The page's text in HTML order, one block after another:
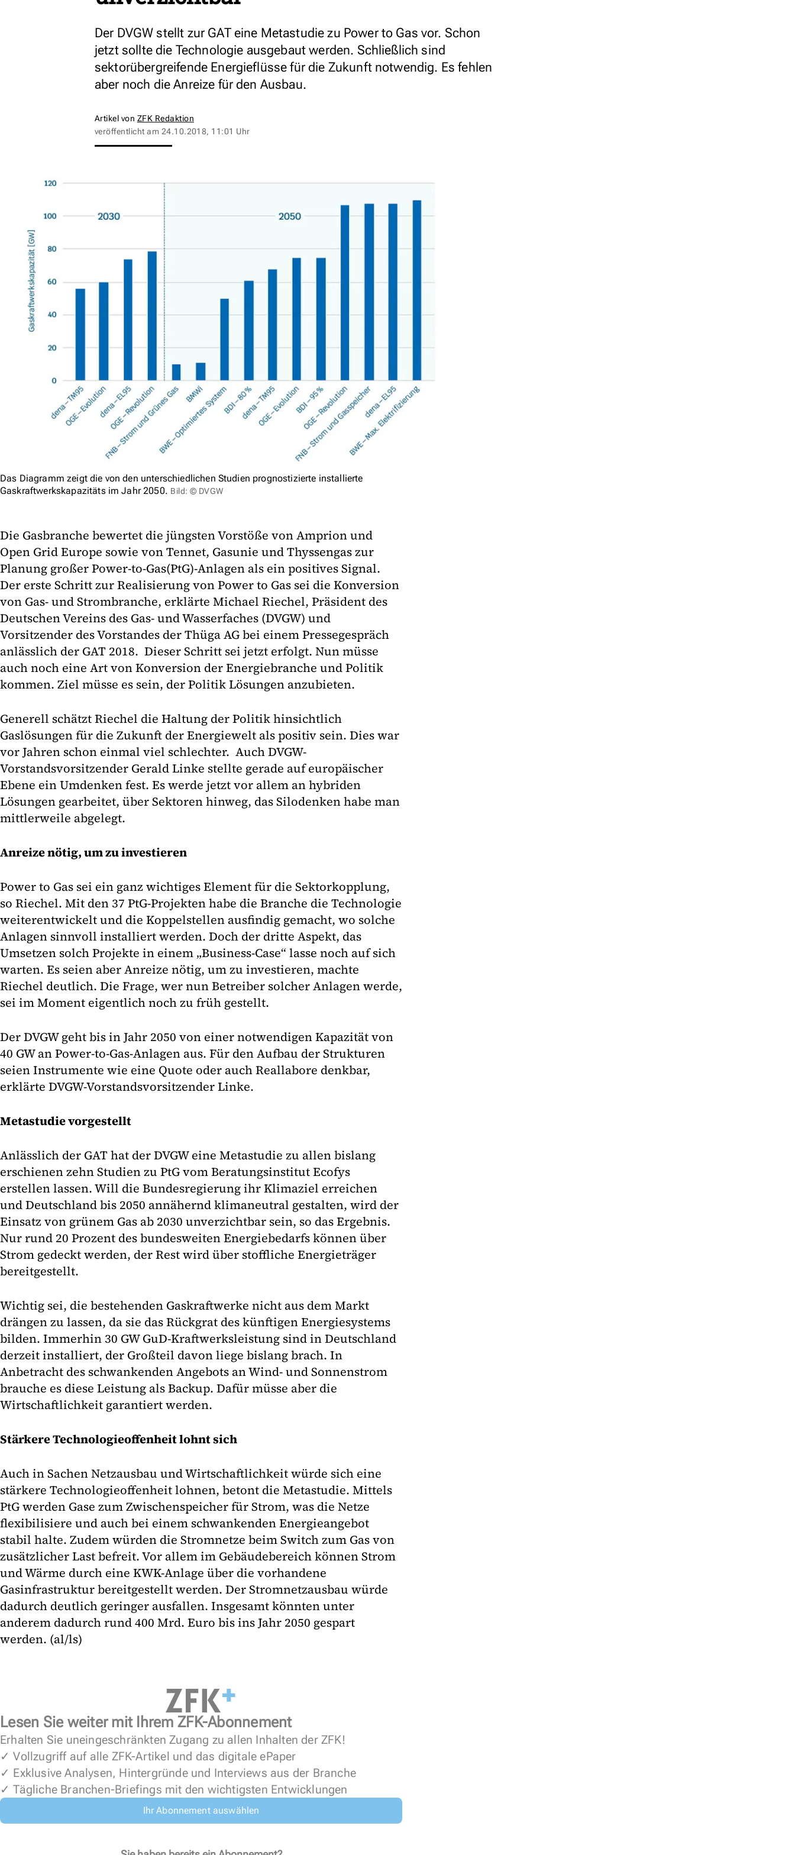
Der DVGW stellt zur GAT eine Metastudie zu Power to Gas vor. Schon
jetzt sollte die Technologie ausgebaut werden. Schließlich sind
sektorübergreifende Energieflüsse für die Zukunft notwendig. Es fehlen
aber noch die Anreize für den Ausbau.
Artikel von ZFK Redaktion
veröffentlicht am 24.10.2018, 11:01 Uhr
Das Diagramm zeigt die von den unterschiedlichen Studien prognostizierte installierte
Gaskraftwerkskapazitäts im Jahr 2050. Bild: © DVGW
Die Gasbranche bewertet die jüngsten Vorstöße von Amprion und
Open Grid Europe sowie von Tennet, Gasunie und Thyssengas zur
Planung großer Power-to-Gas(PtG)-Anlagen als ein positives Signal.
Der erste Schritt zur Realisierung von Power to Gas sei die Konversion
von Gas- und Strombranche, erklärte Michael Riechel, Präsident des
Deutschen Vereins des Gas- und Wasserfaches (DVGW) und
Vorsitzender des Vorstandes der Thüga AG bei einem Pressegespräch
anlässlich der GAT 2018. Dieser Schritt sei jetzt erfolgt. Nun müsse
auch noch eine Art von Konversion der Energiebranche und Politik
kommen. Ziel müsse es sein, der Politik Lösungen anzubieten.
Generell schätzt Riechel die Haltung der Politik hinsichtlich
Gaslösungen für die Zukunft der Energiewelt als positiv sein. Dies war
vor Jahren schon einmal viel schlechter. Auch DVGW-
Vorstandsvorsitzender Gerald Linke stellte gerade auf europäischer
Ebene ein Umdenken fest. Es werde jetzt vor allem an hybriden
Lösungen gearbeitet, über Sektoren hinweg, das Silodenken habe man
mittlerweile abgelegt.
Anreize nötig, um zu investieren
Power to Gas sei ein ganz wichtiges Element für die Sektorkopplung,
so Riechel. Mit den 37 PtG-Projekten habe die Branche die Technologie
weiterentwickelt und die Koppelstellen ausfindig gemacht, wo solche
Anlagen sinnvoll installiert werden. Doch der dritte Aspekt, das
Umsetzen solch Projekte in einem „Business-Case“ lasse noch auf sich
warten. Es seien aber Anreize nötig, um zu investieren, machte
Riechel deutlich. Die Frage, wer nun Betreiber solcher Anlagen werde,
sei im Moment eigentlich noch zu früh gestellt.
Der DVGW geht bis in Jahr 2050 von einer notwendigen Kapazität von
40 GW an Power-to-Gas-Anlagen aus. Für den Aufbau der Strukturen
seien Instrumente wie eine Quote oder auch Reallabore denkbar,
erklärte DVGW-Vorstandsvorsitzender Linke.
Metastudie vorgestellt
Anlässlich der GAT hat der DVGW eine Metastudie zu allen bislang
erschienen zehn Studien zu PtG vom Beratungsinstitut Ecofys
erstellen lassen. Will die Bundesregierung ihr Klimaziel erreichen
und Deutschland bis 2050 annähernd klimaneutral gestalten, wird der
Einsatz von grünem Gas ab 2030 unverzichtbar sein, so das Ergebnis.
Nur rund 20 Prozent des bundesweiten Energiebedarfs können über
Strom gedeckt werden, der Rest wird über stoffliche Energieträger
bereitgestellt.
Wichtig sei, die bestehenden Gaskraftwerke nicht aus dem Markt
drängen zu lassen, da sie das Rückgrat des künftigen Energiesystems
bilden. Immerhin 30 GW GuD-Kraftwerksleistung sind in Deutschland
derzeit installiert, der Großteil davon liege bislang brach. In
Anbetracht des schwankenden Angebots an Wind- und Sonnenstrom
brauche es diese Leistung als Backup. Dafür müsse aber die
Wirtschaftlichkeit garantiert werden.
Stärkere Technologieoffenheit lohnt sich
Auch in Sachen Netzausbau und Wirtschaftlichkeit würde sich eine
stärkere Technologieoffenheit lohnen, betont die Metastudie. Mittels
PtG werden Gase zum Zwischenspeicher für Strom, was die Netze
flexibilisiere und auch bei einem schwankenden Energieangebot
stabil halte. Zudem würden die Stromnetze beim Switch zum Gas von
zusätzlicher Last befreit. Vor allem im Gebäudebereich können Strom
und Wärme durch eine KWK-Anlage über die vorhandene
Gasinfrastruktur bereitgestellt werden. Der Stromnetzausbau würde
dadurch deutlich geringer ausfallen. Insgesamt könnten unter
anderem dadurch rund 400 Mrd. Euro bis ins Jahr 2050 gespart
werden. (al/ls)
Lesen Sie weiter mit Ihrem ZFK-Abonnement
Erhalten Sie uneingeschränkten Zugang zu allen Inhalten der ZFK!
✓ Vollzugriff auf alle ZFK-Artikel und das digitale ePaper
✓ Exklusive Analysen, Hintergründe und Interviews aus der Branche
✓ Tägliche Branchen-Briefings mit den wichtigsten Entwicklungen
Ihr Abonnement auswählen